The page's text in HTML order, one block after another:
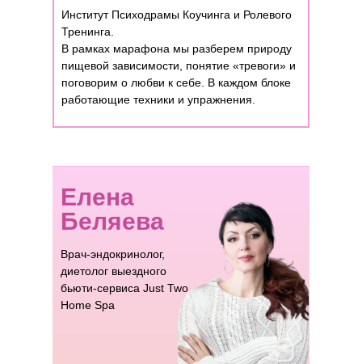
Елена
Беляева
Врач-эндокринолог,
диетолог выездного
бьюти-сервиса Just Two
Home Spa
Институт Психодрамы Коучинга и Ролевого
Тренинга.
В рамках марафона мы разберем природу
пищевой зависимости, понятие «тревоги» и
поговорим о любви к себе. В каждом блоке
работающие техники и упражнения.